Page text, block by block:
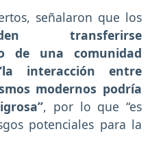
señalaron que los
transferirse
de una comunidad
interacción entre
modernos podría
, por lo que “es
potenciales para la